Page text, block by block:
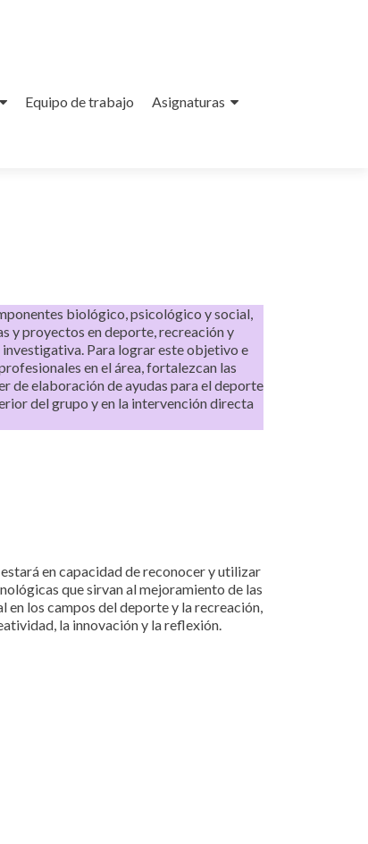
Equipo de trabajo Asignaturas
biológico, psicológico y social,
y proyectos en deporte, recreación y
Para lograr este objetivo e
en el área, fortalezcan las
de elaboración de ayudas para el deporte
del grupo y en la intervención directa
en capacidad de reconocer y utilizar
que sirvan al mejoramiento de las
los campos del deporte y la recreación,
la innovación y la reflexión.